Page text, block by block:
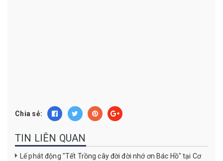
Chia sẻ:
TIN LIÊN QUAN
Lế phát động "Tết Trồng cây đời đời nhớ ơn Bác Hồ" tại Cơ